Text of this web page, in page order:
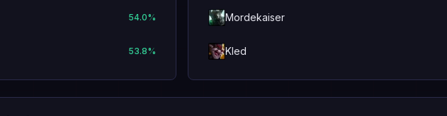
54.0%
53.8%
Mordekaiser
Kled